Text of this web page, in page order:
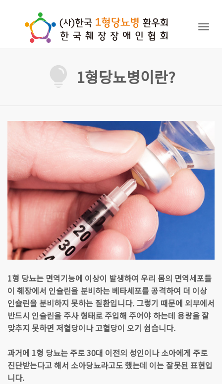
1형당뇨병이란?
1형 당뇨는 면역기능에 이상이 발생하여 우리 몸의 면역세포들
이 췌장에서 인슐린을 분비하는 베타세포를 공격하여 더 이상
인슐린을 분비하지 못하는 질환입니다. 그렇기 때문에 외부에서
반드시 인슐린을 주사 형태로 주입해 주어야 하는데 용량을 잘
맞추지 못하면 저혈당이나 고혈당이 오기 쉽습니다.
과거에 1형 당뇨는 주로 30대 이전의 성인이나 소아에게 주로
진단받는다고 해서 소아당뇨라고도 했는데 이는 잘못된 표현입
니다.